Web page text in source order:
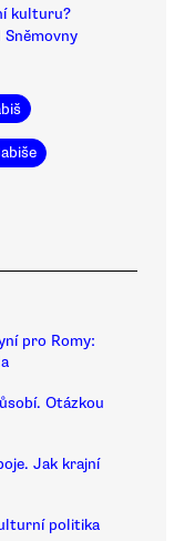
kulturu?
pro Romy:
Otázkou
Jak krajní
politika